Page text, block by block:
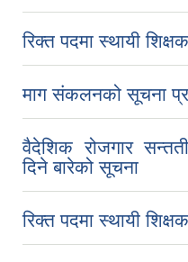
रिक्त पदमा स्थायी
माग संकलनको सूचना
वैदेशिक रोजगार
दिने बारेको सूचना
रिक्त पदमा स्थायी